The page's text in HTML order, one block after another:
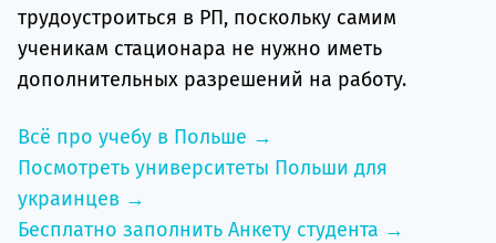
трудоустроиться в РП, поскольку самим
ученикам стационара не нужно иметь
дополнительных разрешений на работу.
Всё про учебу в Польше →
Посмотреть университеты Польши для
украинцев →
Бесплатно заполнить Анкету студента →